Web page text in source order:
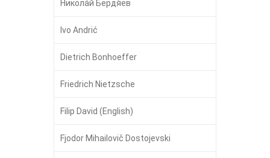
Никола́й Бердя́ев
Ivo Andrić
Dietrich Bonhoeffer
Friedrich Nietzsche
Filip David (English)
Fjodor Mihailovič Dostojevski